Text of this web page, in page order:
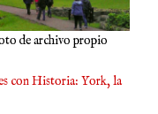
de archivo propio
con Historia: York, la